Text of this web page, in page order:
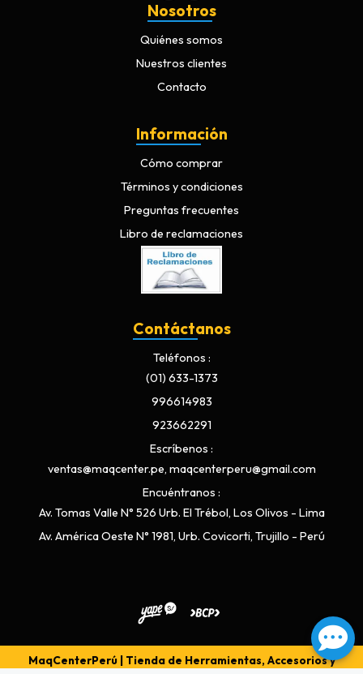
Nosotros
Quiénes somos
Nuestros clientes
Contacto
Información
Cómo comprar
Términos y condiciones
Preguntas frecuentes
Libro de reclamaciones
Contáctanos
Teléfonos
(01) 633-1373
996614983
923662291
Escríbenos
ventas@maqcenter.pe, maqcenterperu@gmail.com
Encuéntranos
Av. Tomas Valle N° 526 Urb. El Trébol, Los Olivos - Lima
Av. América Oeste N° 1981, Urb. Covicorti, Trujillo - Perú
MaqCenterPerú | Tienda de Herramientas, Accesorios y